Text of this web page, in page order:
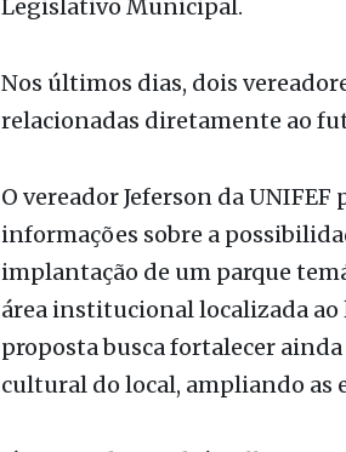
culturais realizadas no local
Legislativo Municipal.
relacionadas diretamente ao
O vereador Jeferson da
informações sobre a
implantação de um parque
área institucional localizada ao